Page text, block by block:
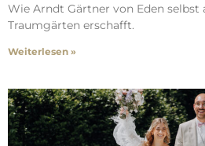
Wie Arndt Gärtner von Eden selbst
Traumgärten erschafft.
Weiterlesen »